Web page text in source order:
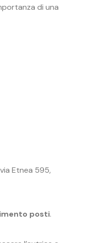
di una
Etnea 595,
posti.